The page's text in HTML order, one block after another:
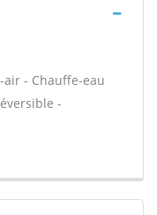
- Chauffe-eau
-